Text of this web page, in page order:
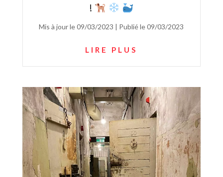
!
Mis à jour le 09/03/2023 | Publié le 09/03/2023
LIRE PLUS